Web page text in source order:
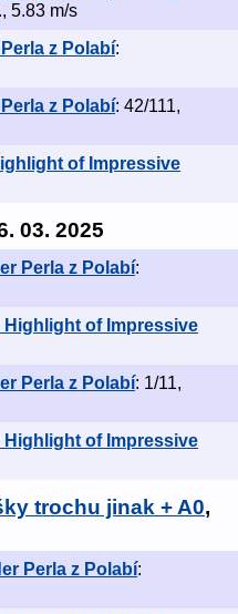
5.83 m/s
z Polabí:
z Polabí: 42/111,
of Impressive
03. 2025
Perla z Polabí:
Highlight of Impressive
Perla z Polabí: 1/11,
Highlight of Impressive
trochu jinak + A0,
Perla z Polabí: